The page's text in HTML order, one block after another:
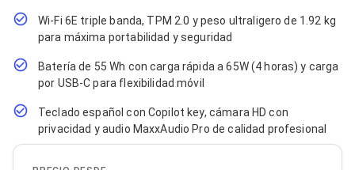
Cableado Estructurado
Sujetadores de Cables
Cinchos
Adaptadores
Adaptadores PC
Adaptadores PC USB
Adaptadores PC Serial
Adaptadores PC SATA
Adaptadores PC IDE
Adaptadores PC Teclado
Wi-Fi 6E triple banda, TPM 2.0 y peso ultraligero de 1.92 kg
para máxima portabilidad y seguridad
Batería de 55 Wh con carga rápida a 65W (4 horas) y carga
por USB-C para flexibilidad móvil
Teclado español con Copilot key, cámara HD con
privacidad y audio MaxxAudio Pro de calidad profesional